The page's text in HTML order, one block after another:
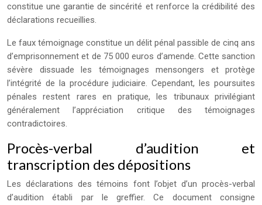
constitue une garantie de sincérité et renforce la crédibilité des
déclarations recueillies.
Le faux témoignage constitue un délit pénal passible de cinq ans
d’emprisonnement et de 75 000 euros d’amende. Cette sanction
sévère dissuade les témoignages mensongers et protège
l’intégrité de la procédure judiciaire. Cependant, les poursuites
pénales restent rares en pratique, les tribunaux privilégiant
généralement l’appréciation critique des témoignages
contradictoires.
Procès-verbal d’audition et
transcription des dépositions
Les déclarations des témoins font l’objet d’un procès-verbal
d’audition établi par le greffier. Ce document consigne